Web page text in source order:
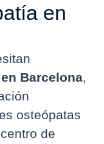
en
Barcelona
osteópatas
de